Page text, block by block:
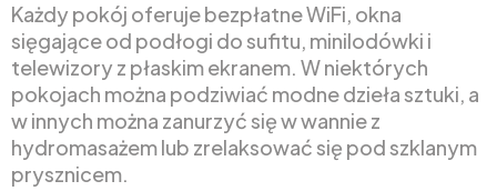
Każdy pokój oferuje bezpłatne WiFi, okna
sięgające od podłogi do sufitu, minilodówki i
telewizory z płaskim ekranem. W niektórych
pokojach można podziwiać modne dzieła sztuki, a
w innych można zanurzyć się w wannie z
hydromasażem lub zrelaksować się pod szklanym
prysznicem.